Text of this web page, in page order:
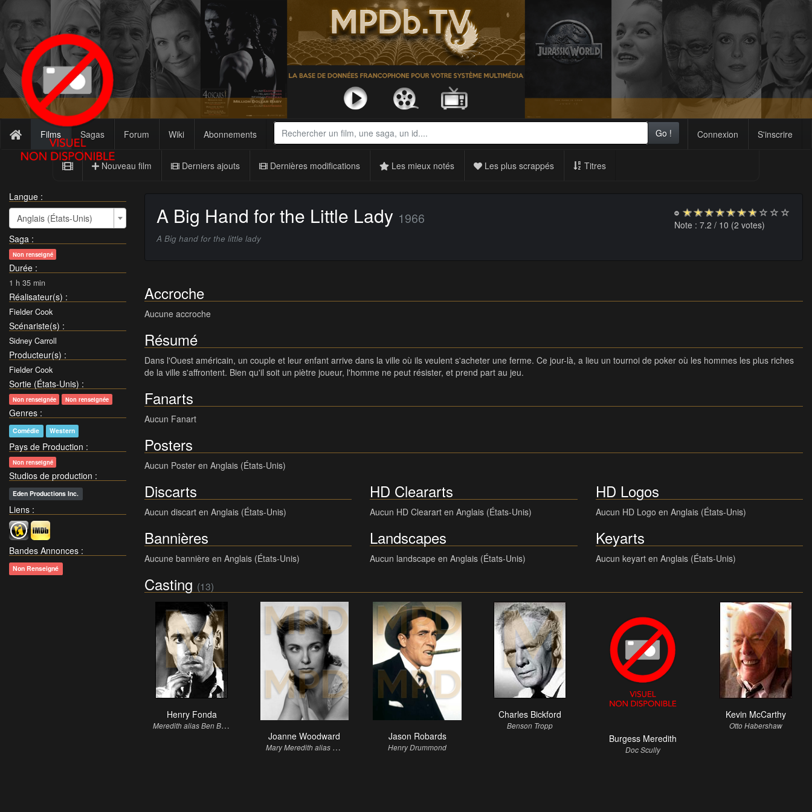
Films Sagas Forum Wiki Abonnements Connexion S'inscrire
Go !
Nouveau film Derniers ajouts Dernières modifications Les mieux notés Les plus scrappés Titres
Langue :
Anglais (États-Unis)
Saga :
Non renseigné
Durée :
1 h 35 min
Réalisateur(s) :
Fielder Cook
Scénariste(s) :
Sidney Carroll
Producteur(s) :
Fielder Cook
Sortie (États-Unis) :
Non renseignée Non renseignée
Genres :
Comédie Western
Pays de Production :
Non renseigné
Studios de production :
Eden Productions Inc.
Liens :
Bandes Annonces :
Non Renseigné
Note : 7.2 / 10 (2 votes)
A Big Hand for the Little Lady 1966
A Big hand for the little lady
Accroche
Aucune accroche
Résumé
Dans l'Ouest américain, un couple et leur enfant arrive dans la ville où ils veulent s'acheter une ferme. Ce jour-là, a lieu un tournoi de poker où les hommes les plus riches
de la ville s'affrontent. Bien qu'il soit un piètre joueur, l'homme ne peut résister, et prend part au jeu.
Fanarts
Aucun Fanart
Posters
Aucun Poster en Anglais (États-Unis)
Discarts
Aucun discart en Anglais (États-Unis)
HD Cleararts
Aucun HD Clearart en Anglais (États-Unis)
HD Logos
Aucun HD Logo en Anglais (États-Unis)
Bannières
Aucune bannière en Anglais (États-Unis)
Landscapes
Aucun landscape en Anglais (États-Unis)
Keyarts
Aucun keyart en Anglais (États-Unis)
Casting (13)
Henry Fonda
M
eredith alias Ben Bailey
Joanne Woodward
M
ary Meredith alias Ruby
Jason Robards
Henry Drummond
Charles Bickford
Benson Tropp
Burgess Meredith
Doc Scully
Kevin McCarthy
Otto Habershaw